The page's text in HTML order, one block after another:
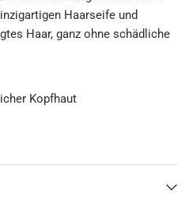
Haarseife und
Haar, ganz ohne schädliche
Kopfhaut